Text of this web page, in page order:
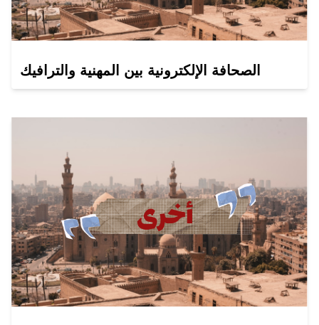
الصحافة الإلكترونية بين المهنية والترافيك